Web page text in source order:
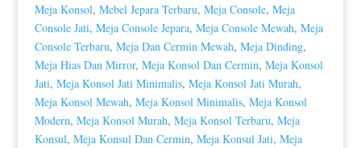
Meja Konsol, Mebel Jepara Terbaru, Meja Console, Meja
Console Jati, Meja Console Jepara, Meja Console Mewah, Meja
Console Terbaru, Meja Dan Cermin Mewah, Meja Dinding,
Meja Hias Dan Mirror, Meja Konsol Dan Cermin, Meja Konsol
Jati, Meja Konsol Jati Minimalis, Meja Konsol Jati Murah,
Meja Konsol Mewah, Meja Konsol Minimalis, Meja Konsol
Modern, Meja Konsol Murah, Meja Konsol Terbaru, Meja
Konsul, Meja Konsul Dan Cermin, Meja Konsul Jati, Meja